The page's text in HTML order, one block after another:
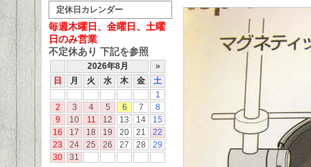
定休日カレンダー
毎週木曜日、金曜日、土曜
日のみ営業
不定休あり 下記を参照